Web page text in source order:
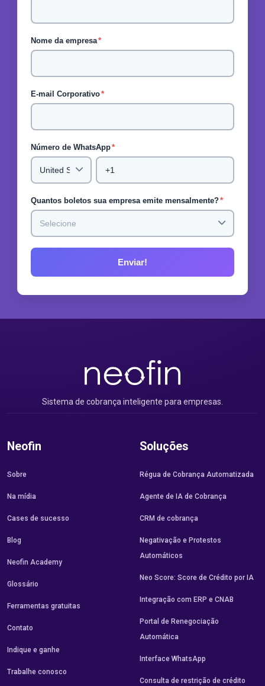
Nome da empresa*
E-mail Corporativo*
Número de WhatsApp*
Quantos boletos sua empresa emite mensalmente?*
Sistema de cobrança inteligente para empresas.
Neofin
Sobre
Na mídia
Cases de sucesso
Blog
Neofin Academy
Glossário
Ferramentas gratuitas
Contato
Indique e ganhe
Trabalhe conosco
Soluções
Régua de Cobrança Automatizada
Agente de IA de Cobrança
CRM de cobrança
Negativação e Protestos
Automáticos
Neo Score: Score de Crédito por IA
Integração com ERP e CNAB
Portal de Renegociação
Automática
Interface WhatsApp
Consulta de restrição de crédito